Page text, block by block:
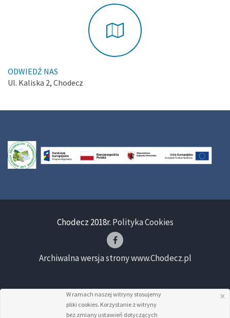
ODWIEDŹ NAS
Ul. Kaliska 2, Chodecz
Chodecz 2018r. Polityka Cookies
Archiwalna wersja strony www.Chodecz.pl
W ramach naszej witryny stosujemy
pliki cookies. Korzystanie z witryny
bez zmiany ustawień dotyczących